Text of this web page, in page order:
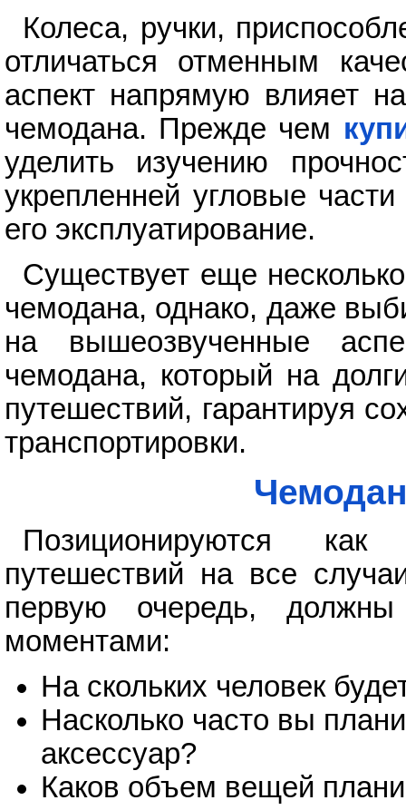
Колеса, ручки,
отличаться отменным
аспект напрямую влияет
чемодана. Прежде чем
уделить изучению
укрепленней угловые
его эксплуатирование.
Существует еще
чемодана, однако, даже
на вышеозвученные
чемодана, который на
путешествий, гарантируя
транспортировки.
Позиционируются
путешествий на все
первую очередь,
моментами:
На скольких человек
Насколько часто вы
аксессуар?
Каков объем вещей